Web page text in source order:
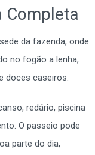
Completa
da fazenda, onde
no fogão a lenha,
doces caseiros.
redário, piscina
O passeio pode
parte do dia,